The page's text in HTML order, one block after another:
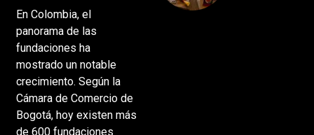
En Colombia, el
panorama de las
fundaciones ha
mostrado un notable
crecimiento. Según la
Cámara de Comercio de
Bogotá, hoy existen más
de 600 fundaciones